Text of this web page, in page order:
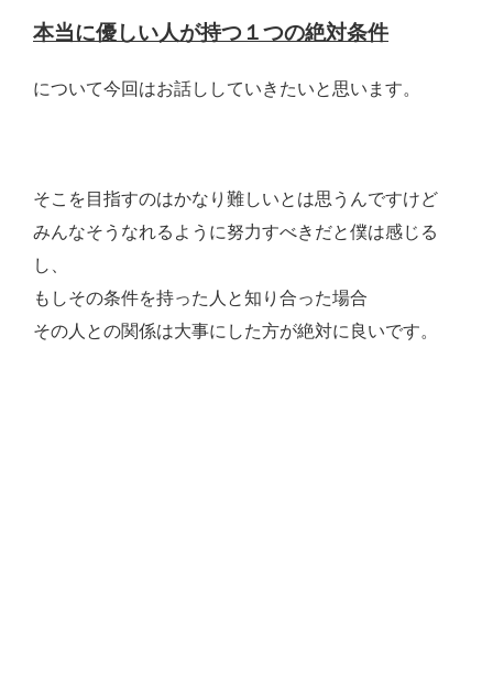
本当に優しい人が持つ１つの絶対条件
について今回はお話ししていきたいと思います。
そこを目指すのはかなり難しいとは思うんですけど
みんなそうなれるように努力すべきだと僕は感じる
し、
もしその条件を持った人と知り合った場合
その人との関係は大事にした方が絶対に良いです。